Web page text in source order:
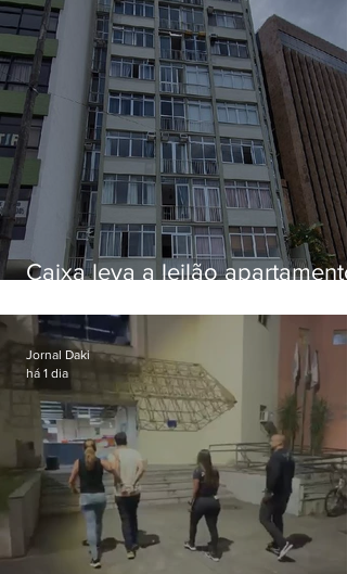
Caixa leva a leilão apartamento
Botafogo
Jornal Daki
há 1 dia